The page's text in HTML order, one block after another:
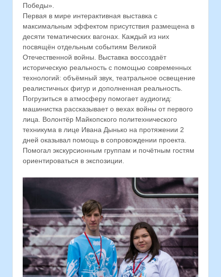
Победы».
Первая в мире интерактивная выставка с
максимальным эффектом присутствия размещена в
десяти тематических вагонах. Каждый из них
посвящён отдельным событиям Великой
Отечественной войны. Выставка воссоздаёт
историческую реальность с помощью современных
технологий: объёмный звук, театральное освещение
реалистичных фигур и дополненная реальность.
Погрузиться в атмосферу помогает аудиогид:
машинистка рассказывает о вехах войны от первого
лица. Волонтёр Майкопского политехнического
техникума в лице Ивана Дынько на протяжении 2
дней оказывал помощь в сопровождении проекта.
Помогал экскурсионным группам и почётным гостям
ориентироваться в экспозиции.